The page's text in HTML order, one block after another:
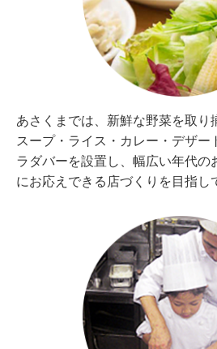
あさくまでは、新鮮な野菜を取り
スープ・ライス・カレー・デザー
ラダバーを設置し、幅広い年代の
にお応えできる店づくりを目指し